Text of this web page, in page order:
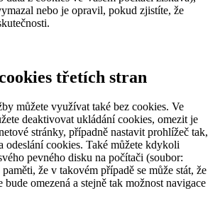
nebo je opravil, pokud zjistíte, že
třetích stran
můžete využívat také bez cookies. Ve
deaktivovat ukládání cookies, omezit je
stránky, případně nastavit prohlížeč tak,
odeslání cookies. Také můžete kdykoli
pevného disku na počítači (soubor:
že v takovém případě se může stát, že
bude omezená a stejně tak možnost navigace